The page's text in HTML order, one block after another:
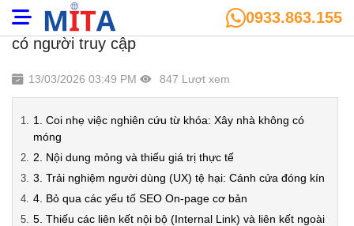
0933.863.155
Top 10 sai lầm phổ biến khiến website không
có người truy cập
13/03/2026 03:49 PM 847 Lượt xem
1. Coi nhẹ việc nghiên cứu từ khóa: Xây nhà không có
móng
2. Nội dung mỏng và thiếu giá trị thực tế
3. Trải nghiệm người dùng (UX) tệ hại: Cánh cửa đóng kín
4. Bỏ qua các yếu tố SEO On-page cơ bản
5. Thiếu các liên kết nội bộ (Internal Link) và liên kết ngoài